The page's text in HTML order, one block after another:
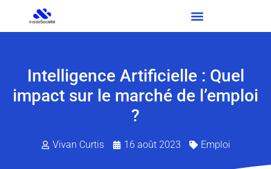
Intelligence Artificielle : Quel
impact sur le marché de l’emploi
?
Vivan Curtis 16 août 2023 Emploi